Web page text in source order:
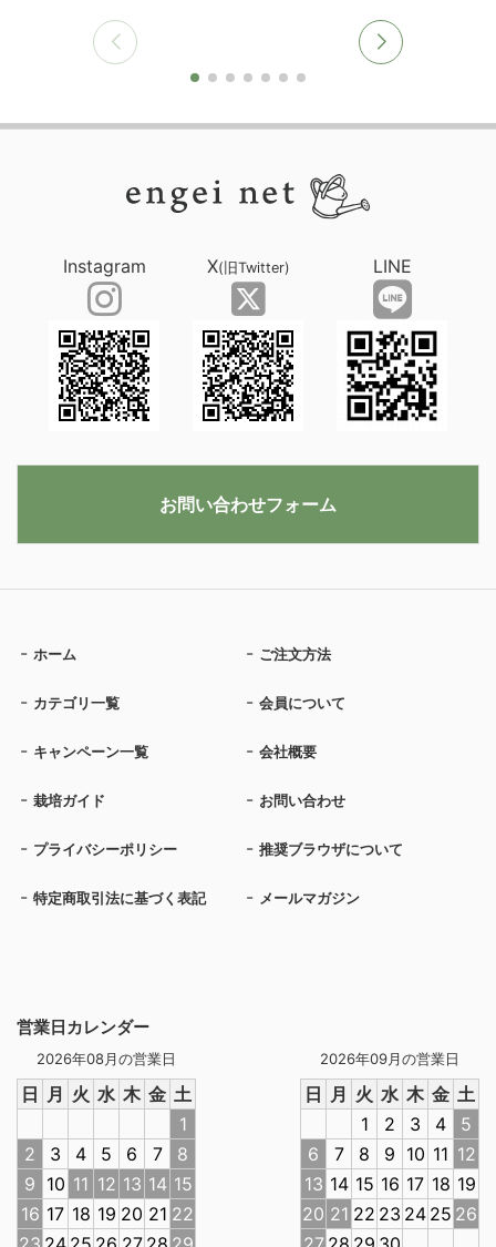
営業日カレンダー
2026年08月の営業日
日 月 火 水 木 金 土
1
2
3 4 5 6 7
8
9 10 11 12 13 14 15
16 17 18 19 20 21 22
2026年09月の営業日
日 月 火 水 木 金 土
1
2 3 4
5
6
7 8 9 10 11 12
13 14 15 16 17 18 19
20 21 22 23 24 25 26
ホーム ご注文方法
カテゴリ一覧 会員について
キャンペーン一覧 会社概要
栽培ガイド お問い合わせ
プライバシーポリシー 推奨ブラウザについて
特定商取引法に基づく表記 メールマガジン
Instagram X(旧Twitter) LINE
お問い合わせフォーム